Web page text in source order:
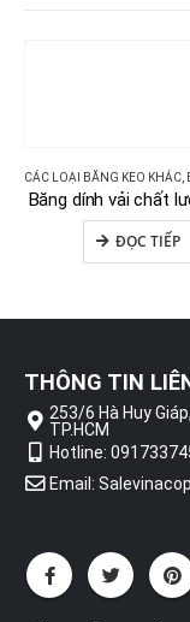
CÁC LOẠI BĂNG KEO KHÁC,
Băng dính vải chất
ĐỌC TIẾP
THÔNG TIN
253/6 Hà Huy
TP.HCM
Hotline:
Email: